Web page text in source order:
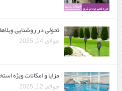
تحولی در روشنایی
جولای 14, 2025
مزایا و امکانات ویژه
جولای 12, 2025